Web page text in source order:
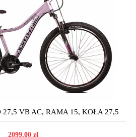
27,5 VB AC, RAMA 15, KOŁA 27,5
2099.00 zł